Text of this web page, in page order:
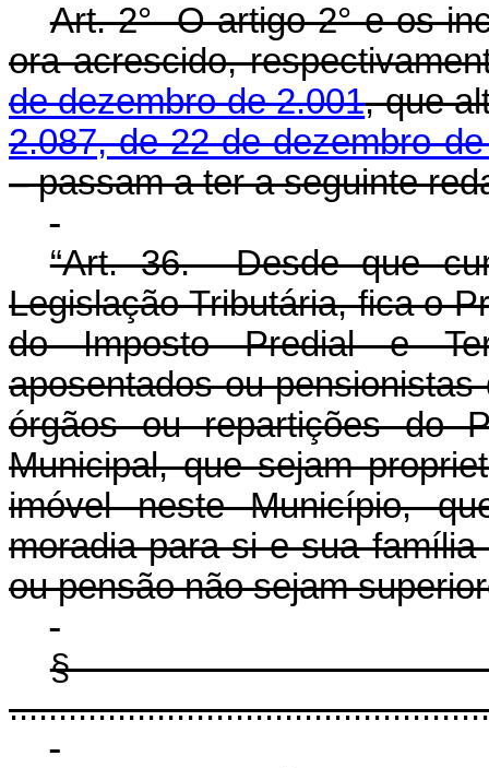
Art. 2° O artigo 2° e os
ora acrescido,
de dezembro de 2.001, que
2.087, de 22 de dezembro
– passam a ter a seguinte
“Art. 36. Desde que
Legislação Tributária, fica o
do Imposto Predial e
aposentados ou
órgãos ou repartições do
Municipal, que sejam
imóvel neste Município,
moradia para si e sua
ou pensão não sejam
§